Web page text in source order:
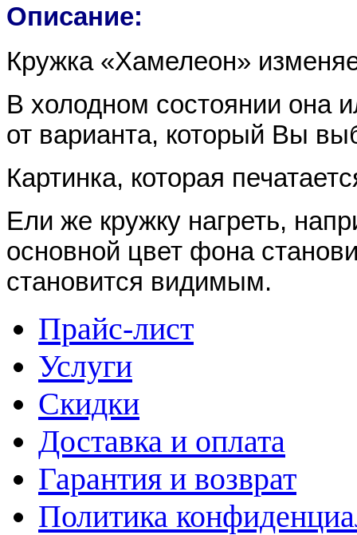
Описание:
Кружка «Хамелеон»
В холодном состоянии она
от варианта, который Вы
Картинка, которая
Ели же кружку нагреть,
основной цвет фона
становится видимым.
Прайс-лист
Услуги
Скидки
Доставка и оплата
Гарантия и возврат
Политика